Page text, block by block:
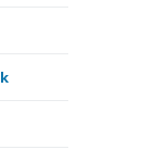
Szettek